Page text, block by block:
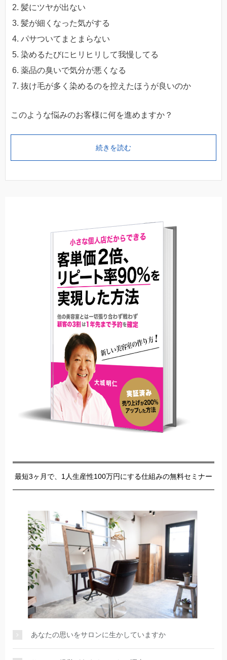
髪にツヤが出ない
髪が細くなった気がする
パサついてまとまらない
染めるたびにヒリヒリして我慢してる
薬品の臭いで気分が悪くなる
抜け毛が多く染めるのを控えたほうが良いのか
このような悩みのお客様に何を進めますか？
続きを読む
最短3ヶ月で、1人生産性100万円にする仕組みの無料セミナー
あなたの思いをサロンに生かしていますか